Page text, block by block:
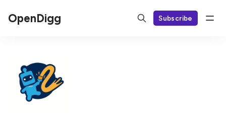
OpenDigg Subscribe